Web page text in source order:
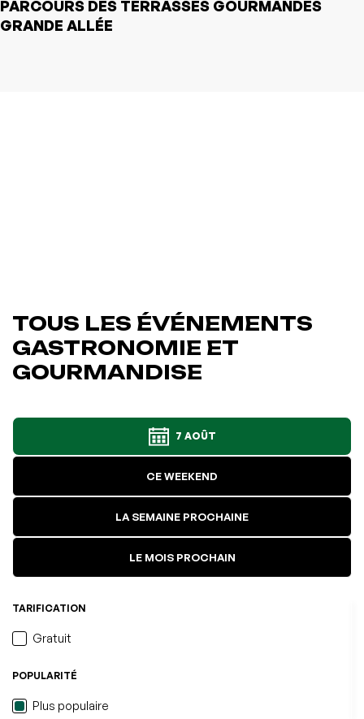
PARCOURS DES TERRASSES GOURMANDES
GRANDE ALLÉE
TOUS LES ÉVÉNEMENTS
GASTRONOMIE ET
GOURMANDISE
7 AOÛT
CE WEEKEND
LA SEMAINE PROCHAINE
LE MOIS PROCHAIN
TARIFICATION
Gratuit
POPULARITÉ
Plus populaire
Consulter mes favoris
Consulter mes favoris